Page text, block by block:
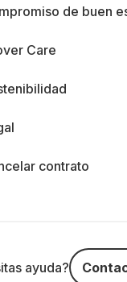
de buen
Care
contrato
ayuda?